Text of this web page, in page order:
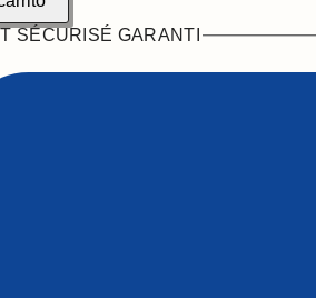
SÉCURISÉ GARANTI